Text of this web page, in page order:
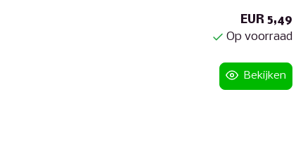
EUR 5,49
Op voorraad
Bekijken